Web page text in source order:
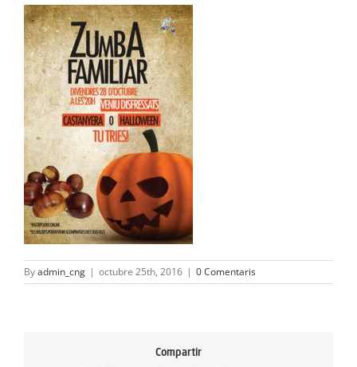
ACTIVITATS
SERVEIS
INFANTS
BLOG
EMPRESES
CONTACTE
Byadmin_cng | octubre 25th, 2016 | 0 Comentaris
Compartir